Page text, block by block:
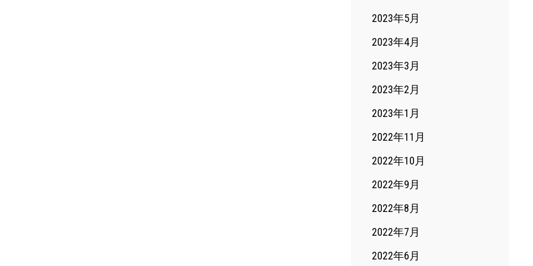
2023年5月
2023年4月
2023年3月
2023年2月
2023年1月
2022年11月
2022年10月
2022年9月
2022年8月
2022年7月
2022年6月